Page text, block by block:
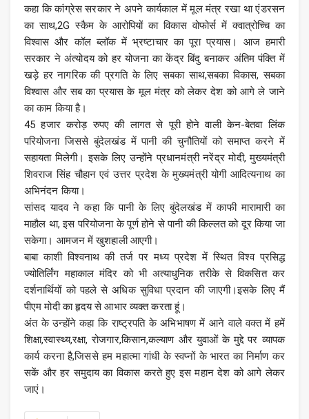
कहा कि कांग्रेस सरकार ने अपने कार्यकाल में मूल मंत्र रखा था एंडरसन
का साथ,2G स्कैम के आरोपियों का विकास वोफोर्स में क्वात्रोच्चि का
विश्वास और कॉल ब्लॉक में भ्रष्टाचार का पूरा प्रयास। आज हमारी
सरकार ने अंत्योदय को हर योजना का केंद्र बिंदु बनाकर अंतिम पंक्ति में
खड़े हर नागरिक की प्रगति के लिए सबका साथ,सबका विकास, सबका
विश्वास और सब का प्रयास के मूल मंत्र को लेकर देश को आगे ले जाने
का काम किया है।
45 हजार करोड़ रुपए की लागत से पूरी होने वाली केन-बेतवा लिंक
परियोजना जिससे बुंदेलखंड में पानी की चुनौतियों को समाप्त करने में
सहायता मिलेगी। इसके लिए उन्होंने प्रधानमंत्री नरेंद्र मोदी, मुख्यमंत्री
शिवराज सिंह चौहान एवं उत्तर प्रदेश के मुख्यमंत्री योगी आदित्यनाथ का
अभिनंदन किया।
सांसद यादव ने कहा कि पानी के लिए बुंदेलखंड में काफी मारामारी का
माहौल था, इस परियोजना के पूर्ण होने से पानी की किल्लत को दूर किया जा
सकेगा। आमजन में खुशहाली आएगी।
बाबा काशी विश्वनाथ की तर्ज पर मध्य प्रदेश में स्थित विश्व प्रसिद्ध
ज्योतिर्लिंग महाकाल मंदिर को भी अत्याधुनिक तरीके से विकसित कर
दर्शनार्थियों को पहले से अधिक सुविधा प्रदान की जाएगी।इसके लिए मैं
पीएम मोदी का हृदय से आभार व्यक्त करता हूं।
अंत के उन्होंने कहा कि राष्ट्रपति के अभिभाषण में आने वाले वक्त में हमें
शिक्षा,स्वास्थ्य,रक्षा, रोजगार,किसान,कल्याण और युवाओं के मुद्दे पर व्यापक
कार्य करना है,जिससे हम महात्मा गांधी के स्वप्नों के भारत का निर्माण कर
सकें और हर समुदाय का विकास करते हुए इस महान देश को आगे लेकर
जाएं।